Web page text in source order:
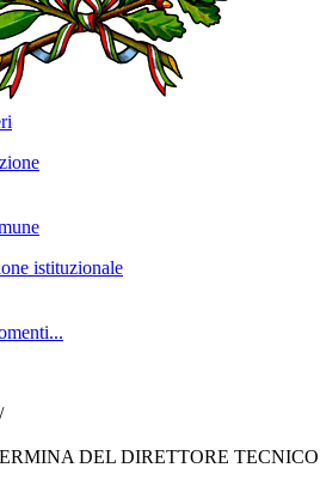
istituzionale
/
DEL DIRETTORE TECNICO